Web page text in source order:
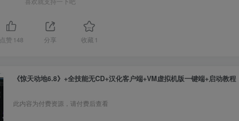
点赞 148 分享 收藏 1
《惊天动地6.8》+全技能无CD+汉化客户端+VM虚拟机版一键端+启动教程
此内容为付费资源，请付费后查看